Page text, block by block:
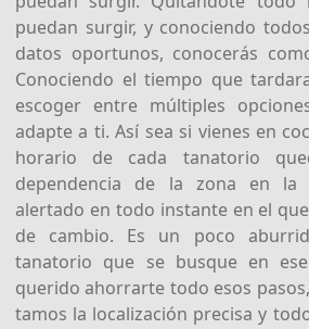
puedan surgir, y conociendo
datos oportunos, conocerás
Conociendo el tiempo que
escoger entre múltiples
adapte a ti. Así sea si vienes en
horario de cada tanatorio
dependencia de la zona en la
alertado en todo instante en el
de cambio. Es un poco
tanatorio que se busque en
querido ahorrarte todo esos
tamos la localización precisa y